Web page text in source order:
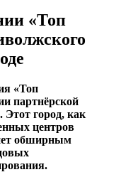
«Топ
«Топ
партнёрской
город, как
центров
обширным